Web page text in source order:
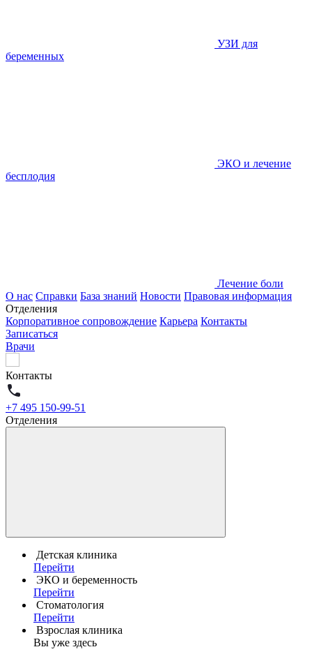
УЗИ для
беременных
ЭКО и лечение
бесплодия
Лечение боли
О нас Справки База знаний Новости Правовая информация
Отделения
Корпоративное сопровождение Карьера Контакты
Записаться
Врачи
Контакты
+7 495 150-99-51
Отделения
Детская клиника
Перейти
ЭКО и беременность
Перейти
Стоматология
Перейти
Взрослая клиника
Вы уже здесь